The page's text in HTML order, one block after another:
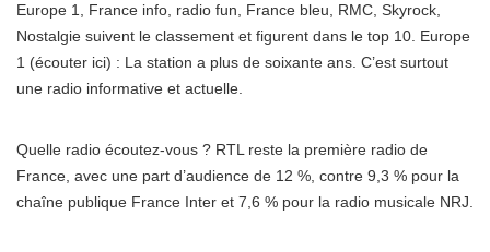
Europe 1, France info, radio fun, France bleu, RMC, Skyrock,
Nostalgie suivent le classement et figurent dans le top 10. Europe
1 (écouter ici) : La station a plus de soixante ans. C’est surtout
une radio informative et actuelle.
Quelle radio écoutez-vous ? RTL reste la première radio de
France, avec une part d’audience de 12 %, contre 9,3 % pour la
chaîne publique France Inter et 7,6 % pour la radio musicale NRJ.